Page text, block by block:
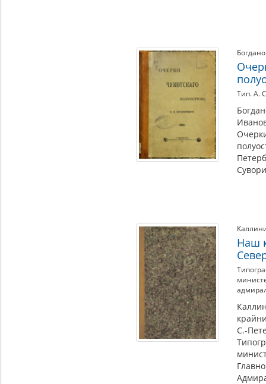
Тип. А.
Наш
С.-